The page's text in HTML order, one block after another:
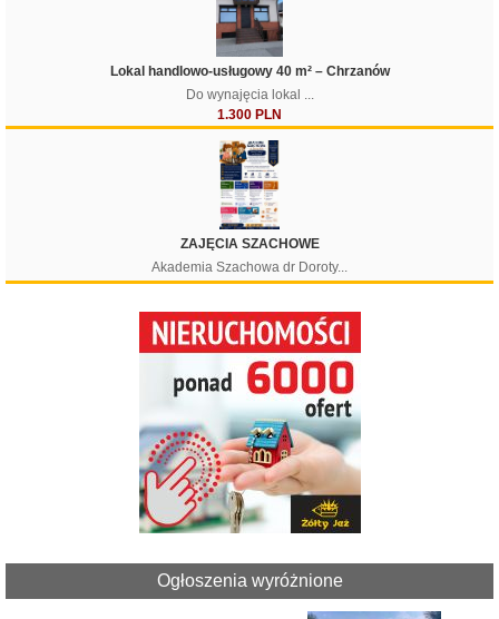
Lokal handlowo-usługowy 40 m² – Chrzanów
Do wynajęcia lokal ...
1.300 PLN
ZAJĘCIA SZACHOWE
Akademia Szachowa dr Doroty...
Ogłoszenia wyróżnione